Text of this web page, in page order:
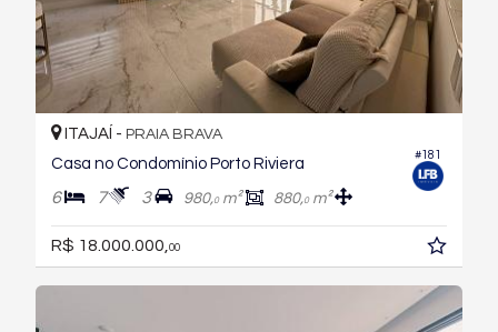
#181
ITAJAÍ - PRAIA BRAVA
Casa no Condomínio Porto Riviera
6 7 3 980,0m² 880,0m²
R$ 18.000.000,00